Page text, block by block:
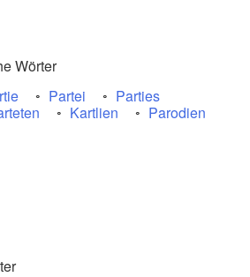
Wörter
Partei
Parties
Kartlien
Parodien